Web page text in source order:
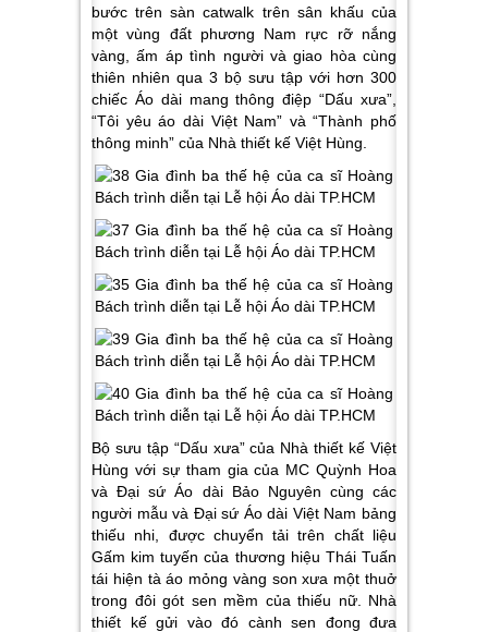
bước trên sàn catwalk trên sân khấu của
một vùng đất phương Nam rực rỡ nắng
vàng, ấm áp tình người và giao hòa cùng
thiên nhiên qua 3 bộ sưu tập với hơn 300
chiếc Áo dài mang thông điệp “Dấu xưa”,
“Tôi yêu áo dài Việt Nam” và “Thành phố
thông minh” của Nhà thiết kế Việt Hùng.
Bộ sưu tập “Dấu xưa” của Nhà thiết kế Việt
Hùng với sự tham gia của MC Quỳnh Hoa
và Đại sứ Áo dài Bảo Nguyên cùng các
người mẫu và Đại sứ Áo dài Việt Nam bảng
thiếu nhi, được chuyển tải trên chất liệu
Gấm kim tuyến của thương hiệu Thái Tuấn
tái hiện tà áo mỏng vàng son xưa một thuở
trong đôi gót sen mềm của thiếu nữ. Nhà
thiết kế gửi vào đó cành sen đong đưa